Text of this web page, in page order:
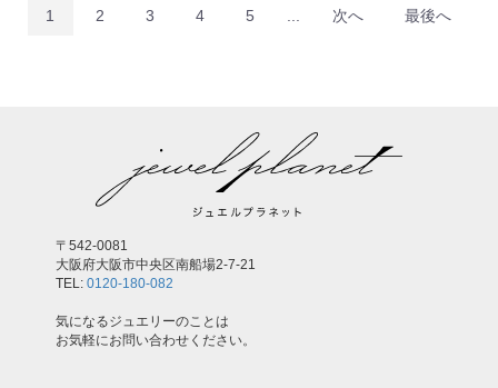
1 2 3 4 5 ... 次へ 最後へ
〒542-0081
大阪府大阪市中央区南船場2-7-21
TEL: 0120-180-082
気になるジュエリーのことは
お気軽にお問い合わせください。